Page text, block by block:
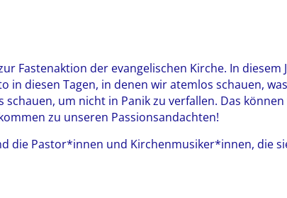
Fastenaktion der evangelischen Kirche. In diesem
in diesen Tagen, in denen wir atemlos schauen,
um nicht in Panik zu verfallen. Das
zu unseren Passionsandachten!
die Pastor*innen und Kirchenmusiker*innen, die